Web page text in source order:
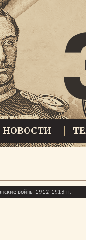
НОВОСТИ
войны 1912-1913 гг.